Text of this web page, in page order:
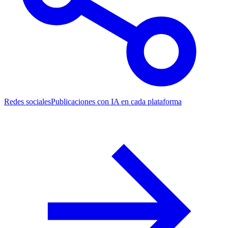
Redes socialesPublicaciones con IA en cada plataforma